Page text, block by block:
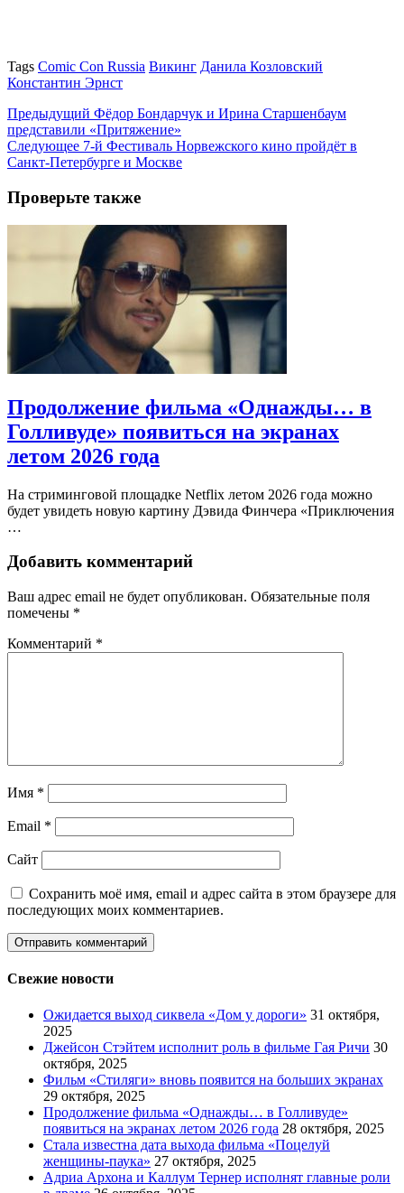
Tags Comic Con Russia Викинг Данила Козловский
Константин Эрнст
Предыдущий Фёдор Бондарчук и Ирина Старшенбаум
представили «Притяжение»
Следующее 7-й Фестиваль Норвежского кино пройдёт в
Санкт-Петербурге и Москве
Проверьте также
Продолжение фильма «Однажды… в
Голливуде» появиться на экранах
летом 2026 года
На стриминговой площадке Netflix летом 2026 года можно
будет увидеть новую картину Дэвида Финчера «Приключения
…
Добавить комментарий
Ваш адрес email не будет опубликован. Обязательные поля
помечены *
Комментарий *
Имя *
Email *
Сайт
Сохранить моё имя, email и адрес сайта в этом браузере для
последующих моих комментариев.
Свежие новости
Ожидается выход сиквела «Дом у дороги» 31 октября,
2025
Джейсон Стэйтем исполнит роль в фильме Гая Ричи 30
октября, 2025
Фильм «Стиляги» вновь появится на больших экранах
29 октября, 2025
Продолжение фильма «Однажды… в Голливуде»
появиться на экранах летом 2026 года 28 октября, 2025
Стала известна дата выхода фильма «Поцелуй
женщины-паука» 27 октября, 2025
Адриа Архона и Каллум Тернер исполнят главные роли